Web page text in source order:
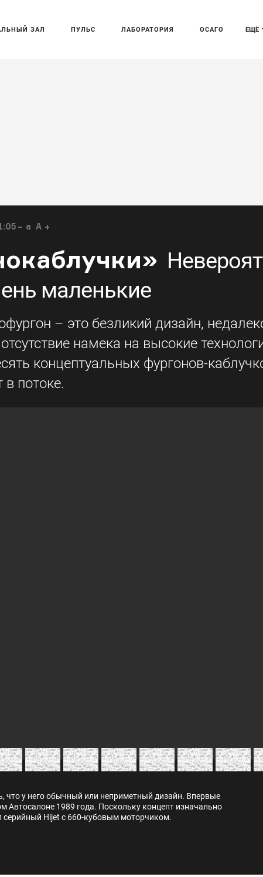
ЕЩЁ
ЗАЛ ПУЛЬС ЛАБОРАТОРИЯ ОСАГО
a A
маленькие
– это безликий дизайн,
намека на высокие
концептуальных фургонов-
в потоке.
что у него обычный или неприметный дизайн. Впервые
1989 года. Поскольку концепт изначально
серийный Hijet с 660-кубовым моторчиком.